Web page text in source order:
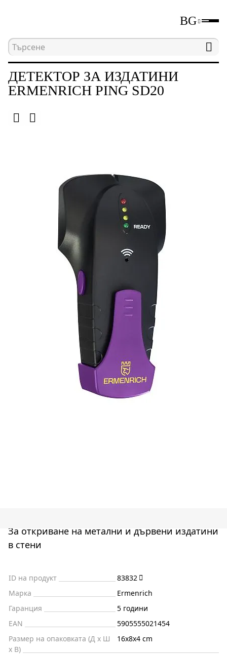
BG
Начална страница Детектори за
ДЕТЕКТОР ЗА ИЗДАТИНИ
ERMENRICH PING SD20
За откриване на метални и дървени издатини
в стени
ID на продукт
83832
Марка
Ermenrich
Гаранция
5 години
EAN
5905555021454
Размер на опаковката (Д x Ш
x В)
16x8x4 cm